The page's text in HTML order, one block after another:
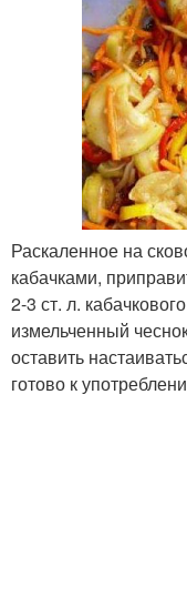
Раскаленное на
кабачками,
2-3 ст. л.
измельченный
оставить
готово к